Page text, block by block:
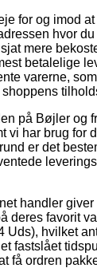
for og imod
hvor
mere
betalelige
varerne,
på Bøjler og
vi har brug for
er det
handler
deres favorit
Uds), hvilket
fastslået
få ordren